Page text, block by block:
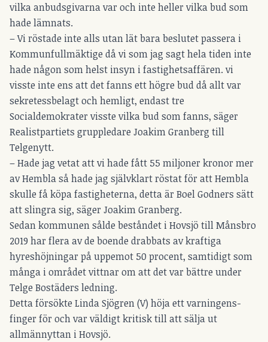
vilka anbudsgivarna var och inte heller vilka bud som
hade lämnats.
– Vi röstade inte alls utan lät bara beslutet passera i
Kommunfullmäktige då vi som jag sagt hela tiden inte
hade någon som helst insyn i fastighetsaffären. vi
visste inte ens att det fanns ett högre bud då allt var
sekretessbelagt och hemligt, endast tre
Socialdemokrater visste vilka bud som fanns, säger
Realistpartiets gruppledare Joakim Granberg till
Telgenytt.
– Hade jag vetat att vi hade fått 55 miljoner kronor mer
av Hembla så hade jag självklart röstat för att Hembla
skulle få köpa fastigheterna, detta är Boel Godners sätt
att slingra sig, säger Joakim Granberg.
Sedan kommunen sålde beståndet i Hovsjö till Månsbro
2019 har flera av de boende drabbats av kraftiga
hyreshöjningar på uppemot 50 procent, samtidigt som
många i området vittnar om att det var bättre under
Telge Bostäders ledning.
Detta försökte Linda Sjögren (V) höja ett varningens-
finger för och var väldigt kritisk till att sälja ut
allmännyttan i Hovsjö.